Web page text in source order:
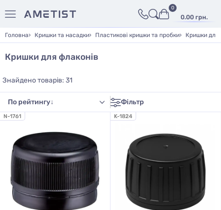
0.00 грн.
0
Головна Кришки та насадки Пластикові кришки та пробки Кришки для
Кришки для флаконів
Знайдено товарів: 31
Фільтр
N-1761 K-1824